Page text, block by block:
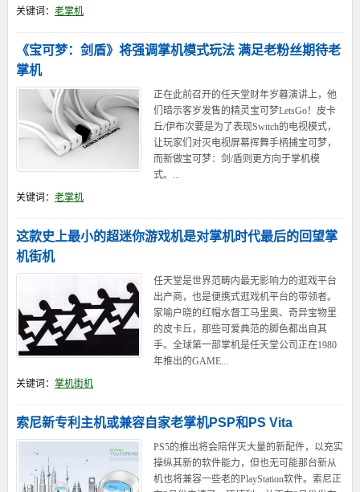
关键词： 老掌机
《宝可梦：剑盾》将强调掌机模式玩法 满足老粉丝期待老
掌机
正在此前召开的任天堂财年岁暮演讲上，他
们暗示客岁发售的精灵宝可梦LetsGo！皮卡
丘/伊布次要是为了表现Switch的电视模式，
让玩家们对灭电视屏幕挥舞手柄捕宝可梦，
而新做宝可梦：剑/盾则更方向于掌机模
式。...
关键词： 老掌机
这款史上最小的超迷你游戏机是对掌机时代最后的回望掌
机街机
任天堂是世界范畴内最无影响力的逛戏平台
出产商，也是便携式逛戏机平台的带领者。
家喻户晓的红帽水督工马里奥、奇异宝物里
的皮卡丘，那些可爱典范的脚色都出自其
手。全球第一部掌机是任天堂公司正在1980
年推出的GAME...
关键词： 掌机街机
索尼新专利主机或兼容自家老掌机PSP和PS Vita
PS5的推出将会陪伴灭大量的新配件，以充实
操纵其新的软件能力，但也无可能那台新从
机也将兼容一些老的PlayStation软件。索尼正